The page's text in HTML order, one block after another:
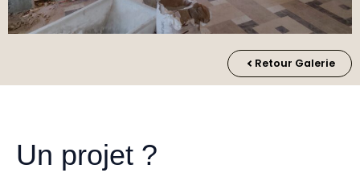
Retour Galerie
Un projet ?